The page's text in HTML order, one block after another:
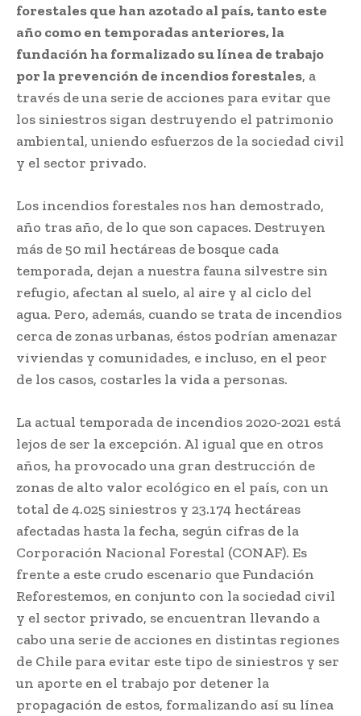
forestales que han azotado al país, tanto este
año como en temporadas anteriores, la
fundación ha formalizado su línea de trabajo
por la prevención de incendios forestales, a
través de una serie de acciones para evitar que
los siniestros sigan destruyendo el patrimonio
ambiental, uniendo esfuerzos de la sociedad civil
y el sector privado.
Los incendios forestales nos han demostrado,
año tras año, de lo que son capaces. Destruyen
más de 50 mil hectáreas de bosque cada
temporada, dejan a nuestra fauna silvestre sin
refugio, afectan al suelo, al aire y al ciclo del
agua. Pero, además, cuando se trata de incendios
cerca de zonas urbanas, éstos podrían amenazar
viviendas y comunidades, e incluso, en el peor
de los casos, costarles la vida a personas.
La actual temporada de incendios 2020-2021 está
lejos de ser la excepción. Al igual que en otros
años, ha provocado una gran destrucción de
zonas de alto valor ecológico en el país, con un
total de 4.025 siniestros y 23.174 hectáreas
afectadas hasta la fecha, según cifras de la
Corporación Nacional Forestal (CONAF). Es
frente a este crudo escenario que Fundación
Reforestemos, en conjunto con la sociedad civil
y el sector privado, se encuentran llevando a
cabo una serie de acciones en distintas regiones
de Chile para evitar este tipo de siniestros y ser
un aporte en el trabajo por detener la
propagación de estos, formalizando así su línea